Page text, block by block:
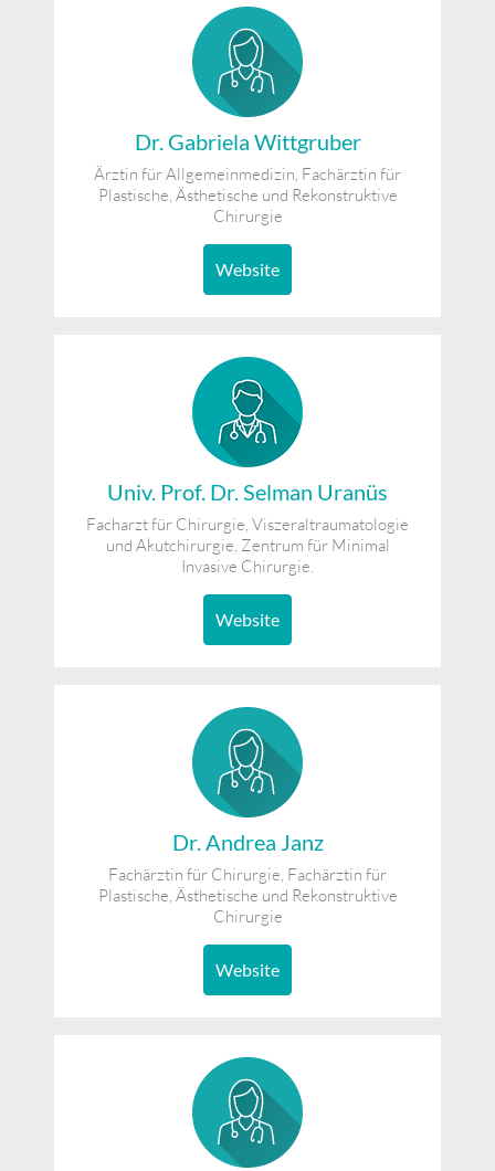
Dr. Gabriela Wittgruber
Ärztin für Allgemeinmedizin, Fachärztin für
Plastische, Ästhetische und Rekonstruktive
Chirurgie
Website
Univ. Prof. Dr. Selman Uranüs
Facharzt für Chirurgie, Viszeraltraumatologie
und Akutchirurgie, Zentrum für Minimal
Invasive Chirurgie.
Website
Dr. Andrea Janz
Fachärztin für Chirurgie, Fachärztin für
Plastische, Ästhetische und Rekonstruktive
Chirurgie
Website